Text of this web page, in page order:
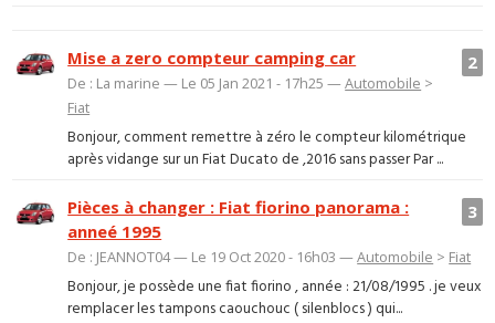
2
Mise a zero compteur camping car
De : La marine — Le 05 Jan 2021 - 17h25 —Automobile >
Fiat
Bonjour, comment remettre à zéro le compteur kilométrique
après vidange sur un Fiat Ducato de ,2016 sans passer Par ...
3
Pièces à changer : Fiat fiorino panorama :
anneé 1995
De : JEANNOT04 — Le 19 Oct 2020 - 16h03 —Automobile > Fiat
Bonjour, je possède une fiat fiorino , année : 21/08/1995 . je veux
remplacer les tampons caouchouc ( silenblocs ) qui...